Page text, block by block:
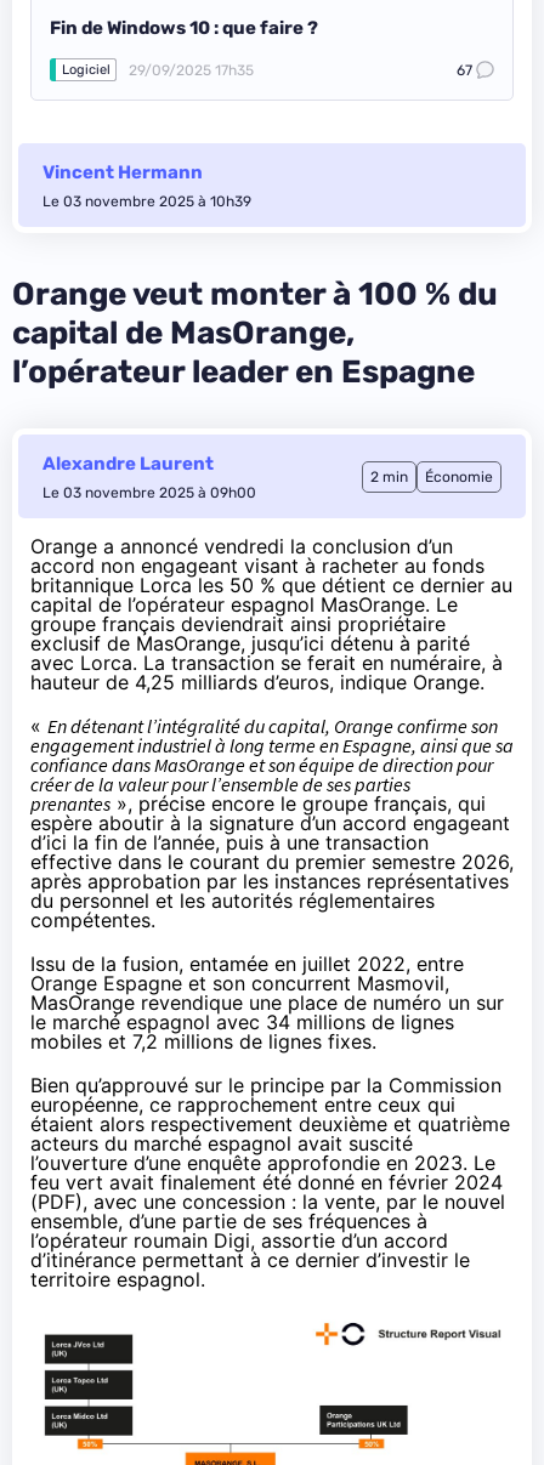
Fin de Windows 10 : que faire ?
Logiciel 29/09/2025 17h35 67
Vincent Hermann
Le 03 novembre 2025 à 10h39
Orange veut monter à 100 % du
capital de MasOrange,
l’opérateur leader en Espagne
Alexandre Laurent
Le 03 novembre 2025 à 09h00
2 min Économie
Orange a annoncé vendredi la conclusion d’un
accord non engageant visant à racheter au fonds
britannique Lorca les 50 % que détient ce dernier au
capital de l’opérateur espagnol MasOrange. Le
groupe français deviendrait ainsi propriétaire
exclusif de MasOrange, jusqu’ici détenu à parité
avec Lorca. La transaction se ferait en numéraire, à
hauteur de 4,25 milliards d’euros, indique Orange.
« En détenant l’intégralité du capital, Orange confirme son
engagement industriel à long terme en Espagne, ainsi que sa
confiance dans MasOrange et son équipe de direction pour
créer de la valeur pour l’ensemble de ses parties
prenantes », précise encore le groupe français, qui
espère aboutir à la signature d’un accord engageant
d’ici la fin de l’année, puis à une transaction
effective dans le courant du premier semestre 2026,
après approbation par les instances représentatives
du personnel et les autorités réglementaires
compétentes.
Issu de la fusion, entamée en juillet 2022, entre
Orange Espagne et son concurrent Masmovil,
MasOrange revendique une place de numéro un sur
le marché espagnol avec 34 millions de lignes
mobiles et 7,2 millions de lignes fixes.
Bien qu’approuvé sur le principe par la Commission
européenne, ce rapprochement entre ceux qui
étaient alors respectivement deuxième et quatrième
acteurs du marché espagnol avait suscité
l’ouverture d’une enquête approfondie en 2023. Le
feu vert avait finalement été donné en février 2024
(PDF), avec une concession : la vente, par le nouvel
ensemble, d’une partie de ses fréquences à
l’opérateur roumain Digi, assortie d’un accord
d’itinérance permettant à ce dernier d’investir le
territoire espagnol.